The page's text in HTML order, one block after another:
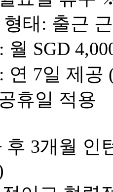
태: 출근
월 SGD
연 7일 제공
휴일 적용
후 3개월 인